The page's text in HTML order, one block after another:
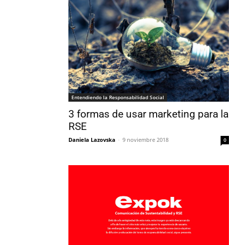
Entendiendo la Responsabilidad Social
3 formas de usar marketing para la
RSE
Daniela Lazovska - 9 noviembre 2018 0